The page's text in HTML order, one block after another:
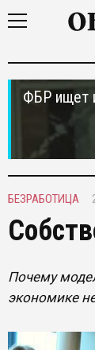
ФБР ищет
БЕЗРАБОТИЦА
Почему
экономике